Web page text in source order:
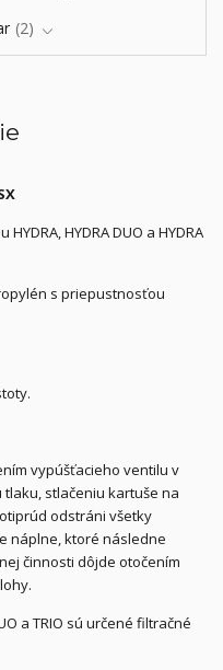
2
HYDRA DUO a HYDRA
s priepustnosťou
vypúšťacieho ventilu v
stlačeniu kartuše na
odstráni všetky
náplne, ktoré následne
činnosti dôjde otočením
a TRIO sú určené filtračné